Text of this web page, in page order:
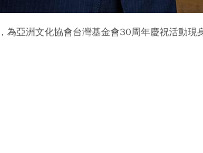
亞洲文化協會台灣基金會30周年慶祝活動現身